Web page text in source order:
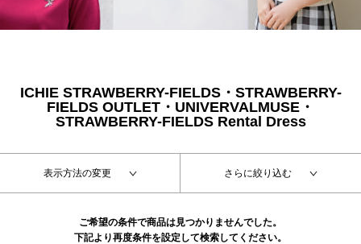
ICHIE STRAWBERRY-FIELDS・STRAWBERRY-
FIELDS OUTLET・UNIVERVALMUSE・
STRAWBERRY-FIELDS Rental Dress
表示方法の変更 さらに絞り込む
ご希望の条件で商品は見つかりませんでした。
下記より再度条件を設定して検索してください。